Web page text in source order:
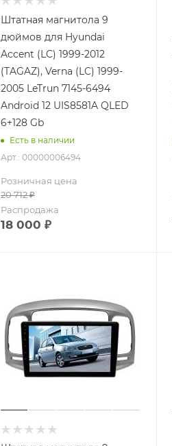
Штатная магнитола 9
дюймов для Hyundai
Accent (LC) 1999-2012
(TAGAZ), Verna (LC) 1999-
2005 LeTrun 7145-6494
Android 12 UIS8581A QLED
6+128 Gb
Есть в наличии
Арт.: 00000006494
Розничная цена
20 712₽
Распродажа
18 000 ₽